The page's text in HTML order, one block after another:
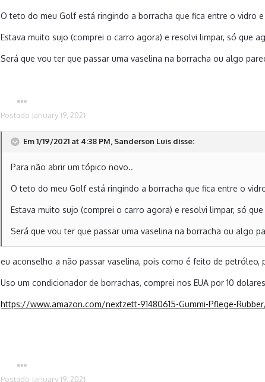
O teto do meu Golf está ringindo a borracha que fica entre o vidro
Estava muito sujo (comprei o carro agora) e resolvi limpar, só que
Será que vou ter que passar uma vaselina na borracha ou algo
Postado January 19, 2021
Em 1/19/2021 at 4:38 PM, Sanderson Luis disse:
Para não abrir um tópico novo..
O teto do meu Golf está ringindo a borracha que fica entre o
Estava muito sujo (comprei o carro agora) e resolvi limpar, só
Será que vou ter que passar uma vaselina na borracha ou algo
eu aconselho a não passar vaselina, pois como é feito de petróleo,
Uso um condicionador de borrachas, comprei nos EUA por 10
https://www.amazon.com/nextzett-91480615-Gummi-Pflege-
Postado January 19, 2021